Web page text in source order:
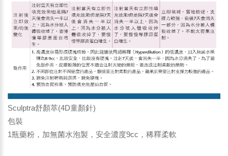
Sculptra舒顏萃(4D童顏針)
包裝
1瓶藥粉，加無菌水泡製，安全濃度9cc，稀釋柔軟